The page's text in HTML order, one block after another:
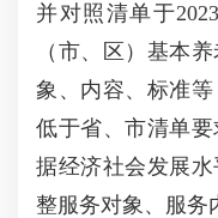
并对照清单于
（市、区）基本
象、内容、标准
低于省、市清单
据经济社会发展
整服务对象、服务